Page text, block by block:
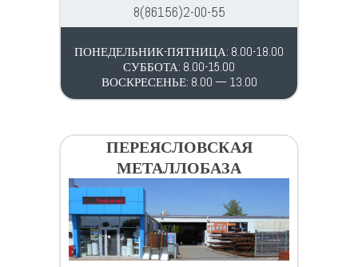
8(86156)2-00-55
ПОНЕДЕЛЬНИК-ПЯТНИЦА: 8.00-18.00
СУББОТА: 8.00-15.00
ВОСКРЕСЕНЬЕ: 8.00 — 13.00
ПЕРЕЯСЛОВСКАЯ
МЕТАЛЛОБАЗА